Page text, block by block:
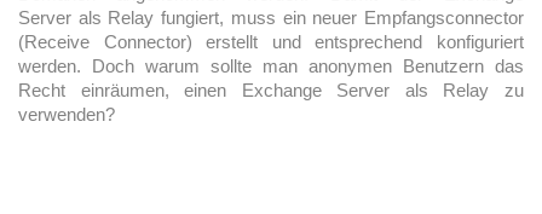
Server als Relay fungiert, muss ein neuer Empfangsconnector
(Receive Connector) erstellt und entsprechend konfiguriert
werden. Doch warum sollte man anonymen Benutzern das
Recht einräumen, einen Exchange Server als Relay zu
verwenden?